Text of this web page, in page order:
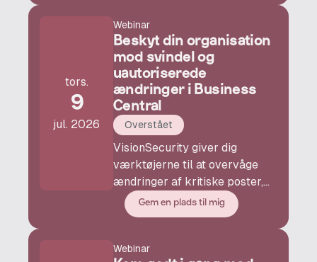
tors.
9
jul. 2026
Webinar
Beskyt din organisation
mod svindel og
uautoriserede
ændringer i Business
Central
Overstået
VisionSecurity giver dig
værktøjerne til at overvåge
ændringer af kritiske poster,
håndhæve
godkendelsesprocesser og
nødvendigt - sådan
Gem en plads til mig
Webinar